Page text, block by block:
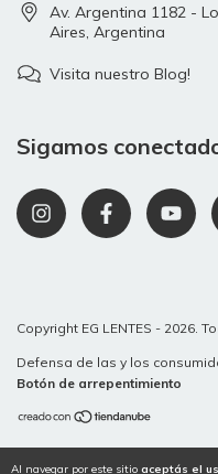
Al navegar por este sitio aceptás el
Av. Argentina 1182 -
Aires, Argentina
Visita nuestro Blog!
Sigamos
Copyright EG LENTES - 2026.
Defensa de las y los
Botón de arrepentimiento